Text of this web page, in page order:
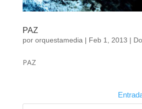
PAZ
por orquestamedia| Feb 1, 2013 |
PAZ